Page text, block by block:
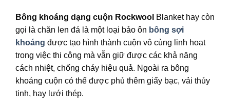
Bông khoáng dạng cuộn Rockwool Blanket hay còn
gọi là chăn len đá là một loại bảo ôn bông sợi
khoáng được tạo hình thành cuộn vô cùng linh hoạt
trong việc thi công mà vẫn giữ được các khả năng
cách nhiệt, chống cháy hiệu quả. Ngoài ra bông
khoáng cuộn có thể được phủ thêm giấy bạc, vải thủy
tinh, hay lưới thép.